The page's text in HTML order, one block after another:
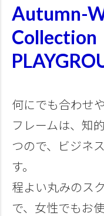
Autumn-
Collection
何にでも合わせ
フレームは、知
つので、ビジネ
す。
程よい丸みのス
で、女性でもお